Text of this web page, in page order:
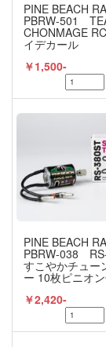
PINE BEACH
PBRW-501
CHONMAGE
イデカール
￥1,500-
PINE BEACH
PBRW-038
すこやかチュー
ー 10枚ピニオ
￥2,420-